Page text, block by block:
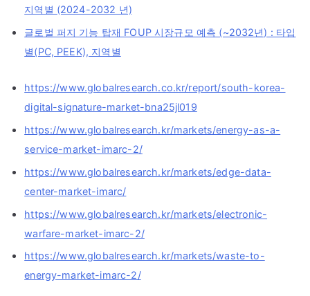
지역별 (2024-2032 년)
글로벌 퍼지 기능 탑재 FOUP 시장규모 예측 (~2032년) : 타입
별(PC, PEEK), 지역별
https://www.globalresearch.co.kr/report/south-korea-
digital-signature-market-bna25jl019
https://www.globalresearch.kr/markets/energy-as-a-
service-market-imarc-2/
https://www.globalresearch.kr/markets/edge-data-
center-market-imarc/
https://www.globalresearch.kr/markets/electronic-
warfare-market-imarc-2/
https://www.globalresearch.kr/markets/waste-to-
energy-market-imarc-2/